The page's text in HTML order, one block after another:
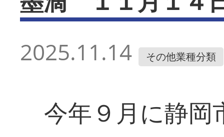
2025.11.14 その他業種分類
今年９月に静岡